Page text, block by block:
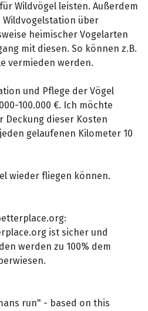
Wildvögel leisten. Außerdem
über
heimischer Vogelarten
mit diesen. So können z.B.
vermieden werden.
und Pflege der Vögel
100.000 €. Ich möchte
Deckung dieser Kosten
gelaufenen Kilometer 10
wieder fliegen können.
ist sicher und
werden zu 100% dem
run" - based on this